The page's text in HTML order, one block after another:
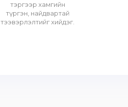
тэргээр хамгийн
түргэн, найдвартай
тээвэрлэлтийг хийдэг.